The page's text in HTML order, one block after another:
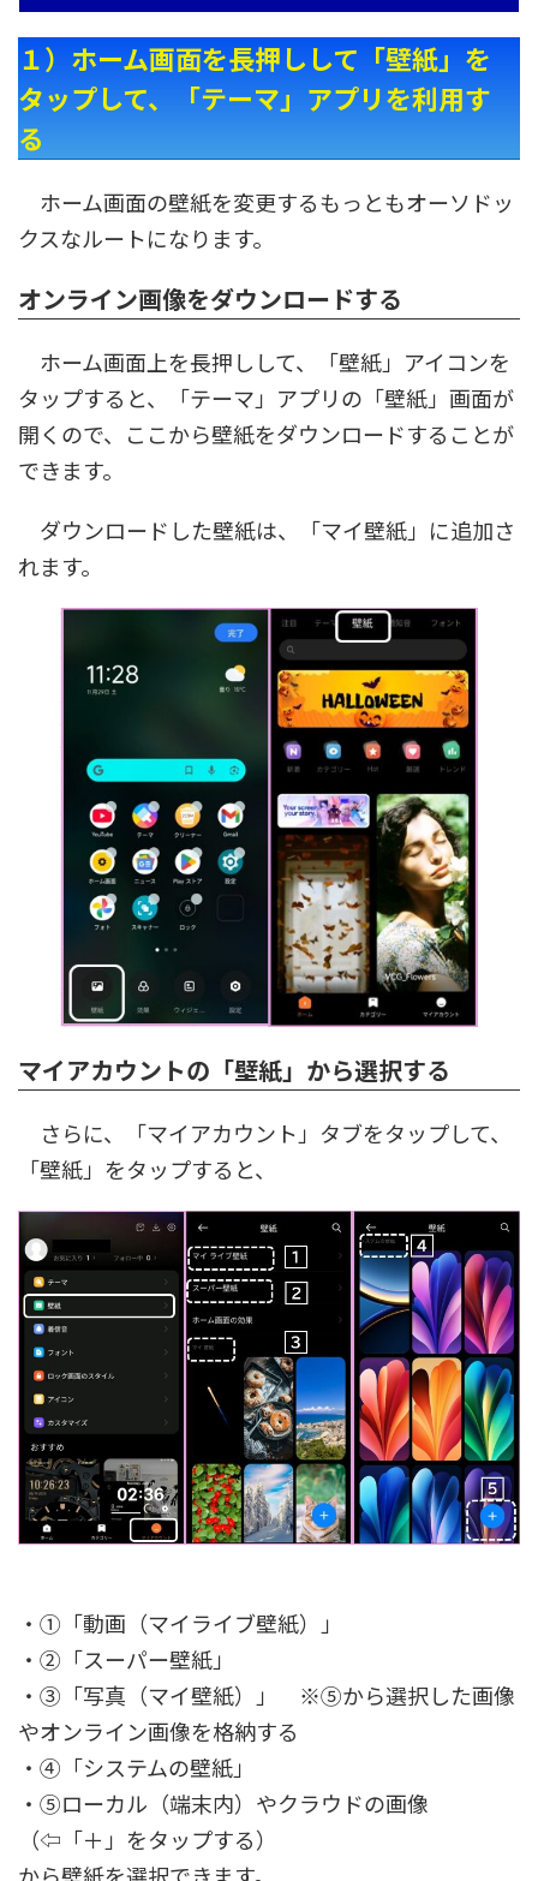
１）ホーム画面を長押しして「壁紙」を
タップして、「テーマ」アプリを利用す
る
ホーム画面の壁紙を変更するもっともオーソドッ
クスなルートになります。
オンライン画像をダウンロードする
ホーム画面上を長押しして、「壁紙」アイコンを
タップすると、「テーマ」アプリの「壁紙」画面が
開くので、ここから壁紙をダウンロードすることが
できます。
ダウンロードした壁紙は、「マイ壁紙」に追加さ
れます。
マイアカウントの「壁紙」から選択する
さらに、「マイアカウント」タブをタップして、
「壁紙」をタップすると、
・①「動画（マイライブ壁紙）」
・②「スーパー壁紙」
・③「写真（マイ壁紙）」 ※⑤から選択した画像
やオンライン画像を格納する
・④「システムの壁紙」
・⑤ローカル（端末内）やクラウドの画像
（⇦「＋」をタップする）